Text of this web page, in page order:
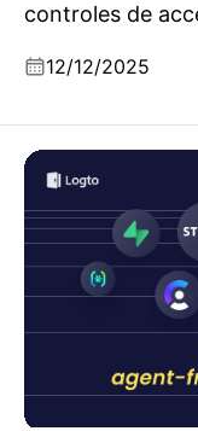
controles de
oficiales.
12/12/2025
Los 7 mejores
agentes